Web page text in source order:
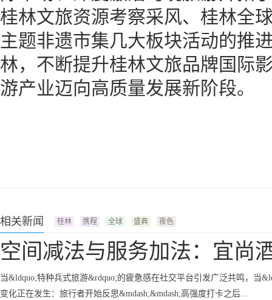
桂林文旅资源考察采风、桂林全
主题非遗市集几大板块活动的推
林，不断提升桂林文旅品牌国际
游产业迈向高质量发展新阶段。
相关新闻 桂林 携程 全球 盛典 夜色
空间减法与服务加法：宜尚
当&ldquo;特种兵式旅游&rdquo;的疲惫感在社交平台引发广泛共鸣，当
变化正在发生：旅行者开始反思&mdash;&mdash;高强度打卡之后...